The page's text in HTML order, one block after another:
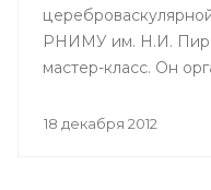
РНИМУ им. Н.И.
мастер-класс. Он
сосудистых центров
18 декабря 2012